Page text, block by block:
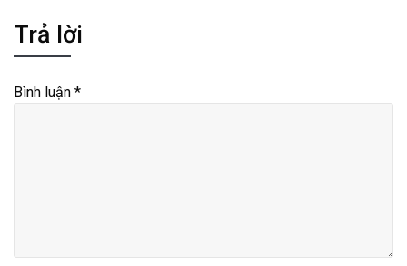
Trả lời
Bình luận *